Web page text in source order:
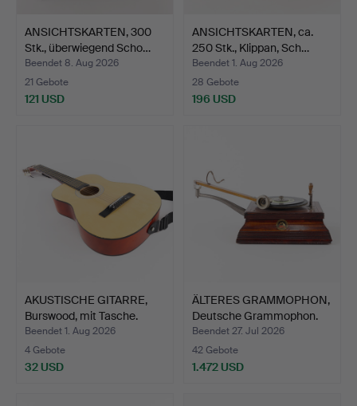
ANSICHTSKARTEN, 300
Stk., überwiegend Scho…
Beendet 8. Aug 2026
21 Gebote
121 USD
ANSICHTSKARTEN, ca.
250 Stk., Klippan, Sch…
Beendet 1. Aug 2026
28 Gebote
196 USD
AKUSTISCHE GITARRE,
Burswood, mit Tasche.
Beendet 1. Aug 2026
4 Gebote
32 USD
ÄLTERES GRAMMOPHON,
Deutsche Grammophon.
Beendet 27. Jul 2026
42 Gebote
1.472 USD